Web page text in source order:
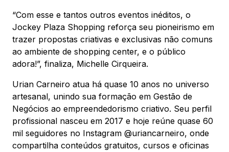
“Com esse e tantos outros eventos inéditos, o
Jockey Plaza Shopping reforça seu pioneirismo em
trazer propostas criativas e exclusivas não comuns
ao ambiente de shopping center, e o público
adora!”, finaliza, Michelle Cirqueira.
Urian Carneiro atua há quase 10 anos no universo
artesanal, unindo sua formação em Gestão de
Negócios ao empreendedorismo criativo. Seu perfil
profissional nasceu em 2017 e hoje reúne quase 60
mil seguidores no Instagram @uriancarneiro, onde
compartilha conteúdos gratuitos, cursos e oficinas